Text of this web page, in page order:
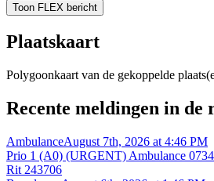
Toon FLEX bericht
Plaatskaart
Polygoonkaart van de gekoppelde
Recente meldingen in de
AmbulanceAugust 7th, 2026 at 4:46 PM
Prio 1 (A0) (URGENT) Ambulance
Rit 243706